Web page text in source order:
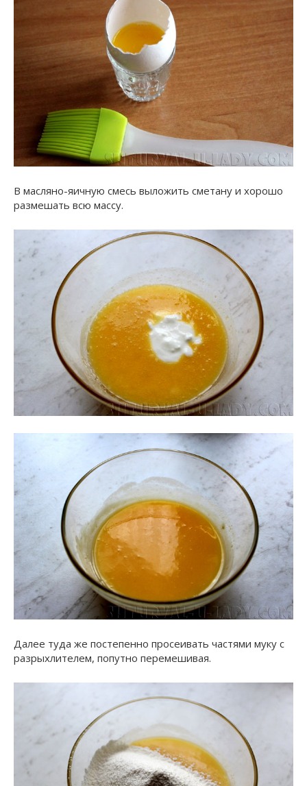
В масляно-яичную смесь выложить сметану и хорошо
размешать всю массу.
Далее туда же постепенно просеивать частями муку с
разрыхлителем, попутно перемешивая.